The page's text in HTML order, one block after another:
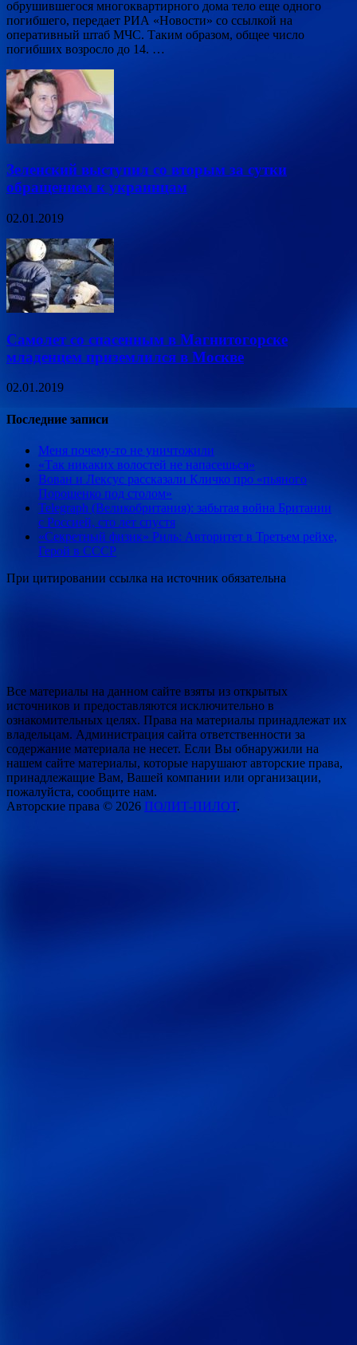
обрушившегося многоквартирного дома тело еще одного
погибшего, передает РИА «Новости» со ссылкой на
оперативный штаб МЧС. Таким образом, общее число
погибших возросло до 14. …
Зеленский выступил со вторым за сутки
обращением к украинцам
02.01.2019
Самолет со спасенным в Магнитогорске
младенцем приземлился в Москве
02.01.2019
Последние записи
Меня почему-то не уничтожили
«Так никаких волостей не напасешься»
Вован и Лексус рассказали Кличко про «пьяного
Порошенко под столом»
Telegraph (Великобритания): забытая война Британии
с Россией, сто лет спустя
«Секретный физик» Риль: Авторитет в Третьем рейхе,
Герой в СССР
При цитировании ссылка на источник обязательна
Все материалы на данном сайте взяты из открытых
источников и предоставляются исключительно в
ознакомительных целях. Права на материалы принадлежат их
владельцам. Администрация сайта ответственности за
содержание материала не несет. Если Вы обнаружили на
нашем сайте материалы, которые нарушают авторские права,
принадлежащие Вам, Вашей компании или организации,
пожалуйста, сообщите нам.
Авторские права © 2026 ПОЛИТ-ПИЛОТ.